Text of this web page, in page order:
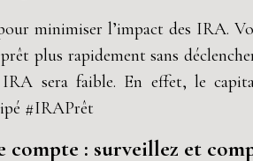
minimiser l’impact des IRA.
plus rapidement sans
sera faible. En effet, le
#IRAPrêt
compte : surveillez et